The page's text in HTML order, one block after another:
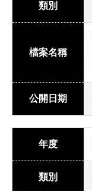
類別
檔案名稱
公開日期
年度
類別